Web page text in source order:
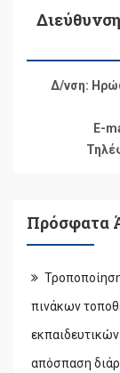
Δ/νση:
E-
Πρόσφατα
πινάκων
απόσπαση